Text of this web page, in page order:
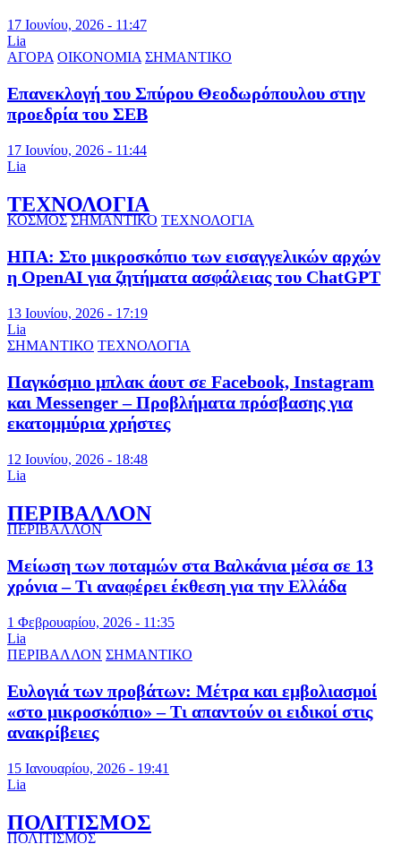
17 Ιουνίου, 2026 - 11:47
Lia
ΑΓΟΡΑ ΟΙΚΟΝΟΜΙΑ ΣΗΜΑΝΤΙΚΟ
Επανεκλογή του Σπύρου Θεοδωρόπουλου στην
προεδρία του ΣΕΒ
17 Ιουνίου, 2026 - 11:44
Lia
ΤΕΧΝΟΛΟΓΙΑ
ΚΟΣΜΟΣ ΣΗΜΑΝΤΙΚΟ ΤΕΧΝΟΛΟΓΙΑ
ΗΠΑ: Στο μικροσκόπιο των εισαγγελικών αρχών
η OpenAI για ζητήματα ασφάλειας του ChatGPT
13 Ιουνίου, 2026 - 17:19
Lia
ΣΗΜΑΝΤΙΚΟ ΤΕΧΝΟΛΟΓΙΑ
Παγκόσμιο μπλακ άουτ σε Facebook, Instagram
και Messenger – Προβλήματα πρόσβασης για
εκατομμύρια χρήστες
12 Ιουνίου, 2026 - 18:48
Lia
ΠΕΡΙΒΑΛΛΟΝ
ΠΕΡΙΒΑΛΛΟΝ
Μείωση των ποταμών στα Βαλκάνια μέσα σε 13
χρόνια – Τι αναφέρει έκθεση για την Ελλάδα
1 Φεβρουαρίου, 2026 - 11:35
Lia
ΠΕΡΙΒΑΛΛΟΝ ΣΗΜΑΝΤΙΚΟ
Ευλογιά των προβάτων: Μέτρα και εμβολιασμοί
«στο μικροσκόπιο» – Τι απαντούν οι ειδικοί στις
ανακρίβειες
15 Ιανουαρίου, 2026 - 19:41
Lia
ΠΟΛΙΤΙΣΜΟΣ
ΠΟΛΙΤΙΣΜΟΣ